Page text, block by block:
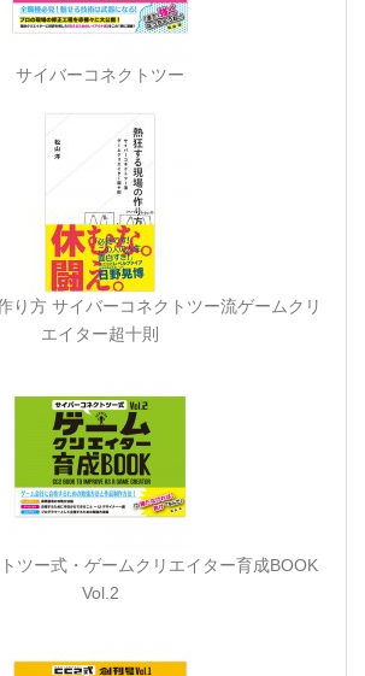
サイバーコネクトツー
り方 サイバーコネクトツー流ゲームクリ
エイター超十則
ツー式・ゲームクリエイター育成BOOK
Vol.2